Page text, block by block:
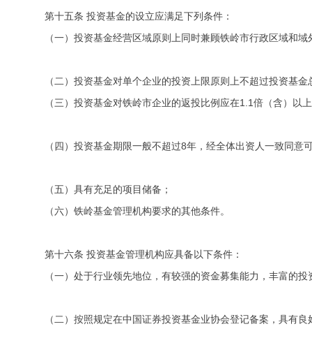
第十五条 投资基金的设立应满足下列条件：
（一）投资基金经营区域原则上同时兼顾铁岭市行政区域和域
（二）投资基金对单个企业的投资上限原则上不超过投资基
（三）投资基金对铁岭市企业的返投比例应在1.1倍（含）以
（四）投资基金期限一般不超过8年，经全体出资人一致同意
（五）具有充足的项目储备；
（六）铁岭基金管理机构要求的其他条件。
第十六条 投资基金管理机构应具备以下条件：
（一）处于行业领先地位，有较强的资金募集能力，丰富的
（二）按照规定在中国证券投资基金业协会登记备案，具有